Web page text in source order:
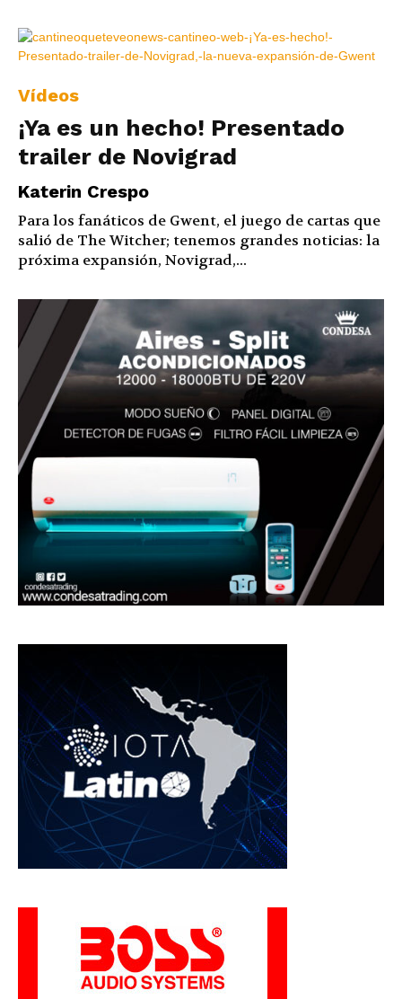
Vídeos
¡Ya es un hecho! Presentado
trailer de Novigrad
Katerin Crespo
Para los fanáticos de Gwent, el juego de cartas que
salió de The Witcher; tenemos grandes noticias: la
próxima expansión, Novigrad,...